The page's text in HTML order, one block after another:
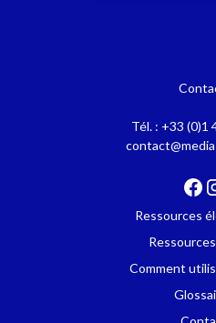
Tél. : +33 (0)1
Ressources
Comment